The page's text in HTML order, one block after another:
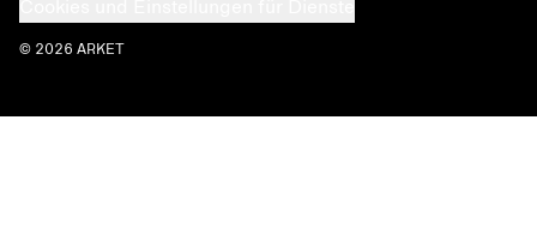
© 2026 ARKET